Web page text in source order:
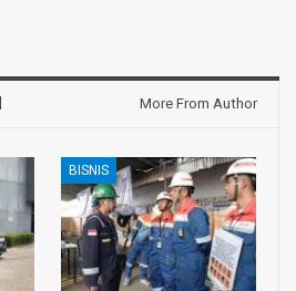
More From Author
BISNIS